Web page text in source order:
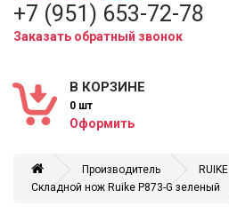
+7 (951) 653-72-78
Заказать обратный звонок
В КОРЗИНЕ
0 шт
Оформить
Производитель
RUIKE
Складной нож Ruike P873-G зеленый